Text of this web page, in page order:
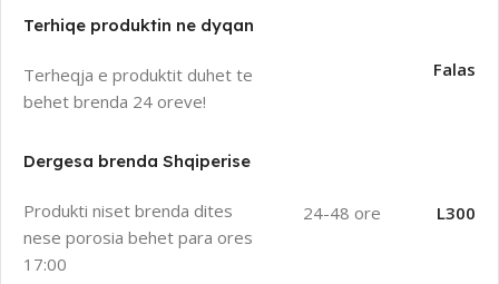
Terhiqe produktin ne dyqan
Terheqja e produktit duhet te
behet brenda 24 oreve!
Falas
Dergesa brenda Shqiperise
Produkti niset brenda dites
nese porosia behet para ores
17:00
24-48 ore L300